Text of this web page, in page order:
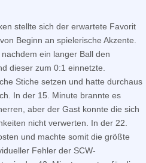
stellte sich der erwartete Favorit
Beginn an spielerische Akzente.
ein langer Ball den
dieser zum 0:1 einnetzte.
Stiche setzen und hatte durchaus
In der 15. Minute brannte es
aber der Gast konnte die sich
nicht verwerten. In der 22.
und machte somit die größte
Fehler der SCW-